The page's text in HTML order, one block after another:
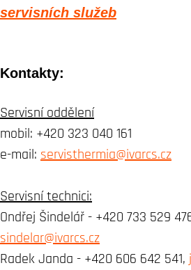
servisních služeb
Kontakty:
Servisní oddělení
mobil: +420 323 040 161
e-mail: servisthermia@ivarcs.cz
Servisní technici:
Ondřej Šindelář - +420 733 529
sindelar@ivarcs.cz
Radek Janda - +420 606 642 541,